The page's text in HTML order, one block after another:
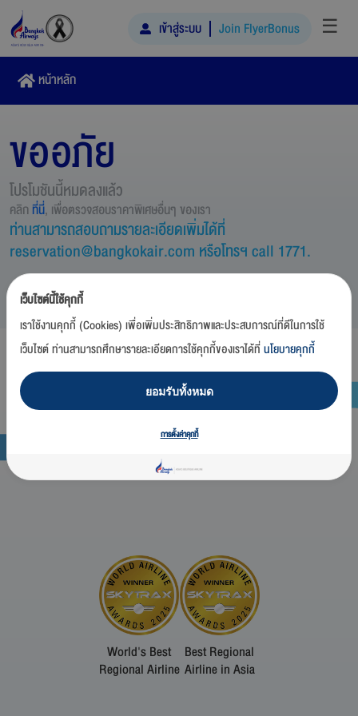
เข้าสู่ระบบ Join FlyerBonus ☰
หน้าหลัก
ขออภัย
โปรโมชันนี้หมดลงแล้ว
คลิกที่นี่, เพื่อตรวจสอบราคาพิเศษอื่นๆ ของเรา
ท่านสามารถสอบถามรายละเอียดเพิ่มได้ที่
reservation@bangkokair.com หรือโทรฯ call 1771.
World's Best
Regional Airline
Best Regional
Airline in Asia
เว็บไซต์นี้ใช้คุกกี้
เราใช้งานคุกกี้ (Cookies) เพื่อเพิ่มประสิทธิภาพและประสบการณ์ที่ดีในการใช้
เว็บไซต์ ท่านสามารถศึกษารายละเอียดการใช้คุกกี้ของเราได้ที่นโยบายคุกกี้
ยอมรับทั้งหมด
การตั้งค่าคุกกี้